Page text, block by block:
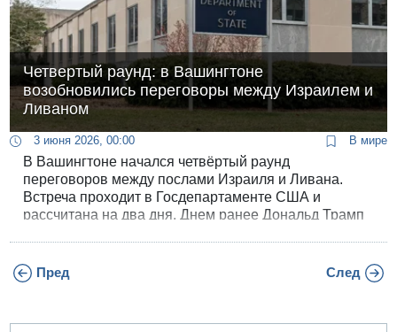
Четвертый раунд: в Вашингтоне
возобновились переговоры между Израилем и
Ливаном
3 июня 2026, 00:00 В мире
В Вашингтоне начался четвёртый раунд
переговоров между послами Израиля и Ливана.
Встреча проходит в Госдепартаменте США и
рассчитана на два дня. Днем ранее Дональд Трамп
продолжают обмениваться ударами.
Пред След